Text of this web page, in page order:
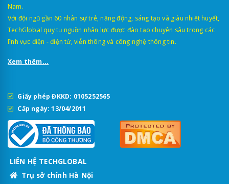
Nam.
Với đội ngũ gần 60 nhân sự trẻ, năng động, sáng tạo và giàu nhiệt huyết,
TechGlobal quy tụ nguồn nhân lực được đào tạo chuyên sâu trong các
lĩnh vực điện - điện tử, viễn thông và công nghệ thông tin.
Xem thêm...
Giấy phép ĐKKD: 0105252565
Cấp ngày: 13/04/2011
LIÊN HỆ TECHGLOBAL
Trụ sở chính Hà Nội